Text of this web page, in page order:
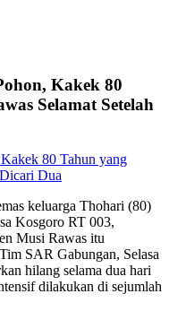
Kakek 80
Selamat Setelah
keluarga Thohari (80)
Kosgoro RT 003,
Musi Rawas itu
SAR Gabungan, Selasa
hilang selama dua hari
dilakukan di sejumlah